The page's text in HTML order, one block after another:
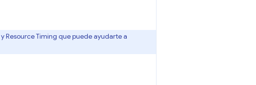
Resource Timing que puede ayudarte a